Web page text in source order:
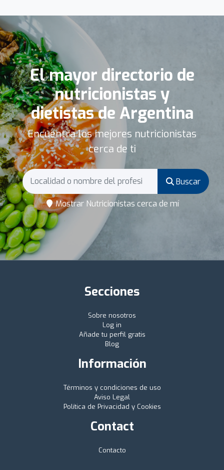
El mayor directorio de
nutricionistas y
dietistas de Argentina
Encuentra los mejores nutricionistas
cerca de ti
Buscar
Mostrar Nutricionistas cerca de mí
Secciones
Sobre nosotros
Log in
Añade tu perfil gratis
Blog
Información
Términos y condiciones de uso
Aviso Legal
Política de Privacidad y Cookies
Contact
Contacto